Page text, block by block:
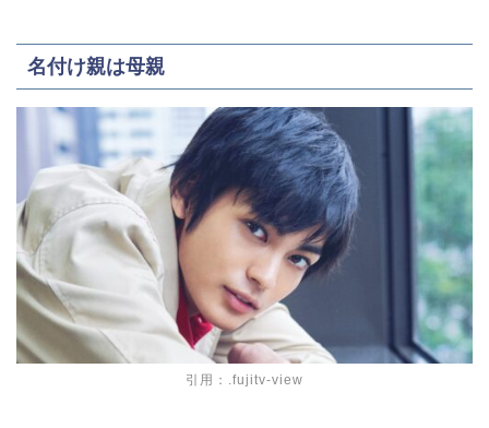
名付け親は母親
引用：.fujitv-view